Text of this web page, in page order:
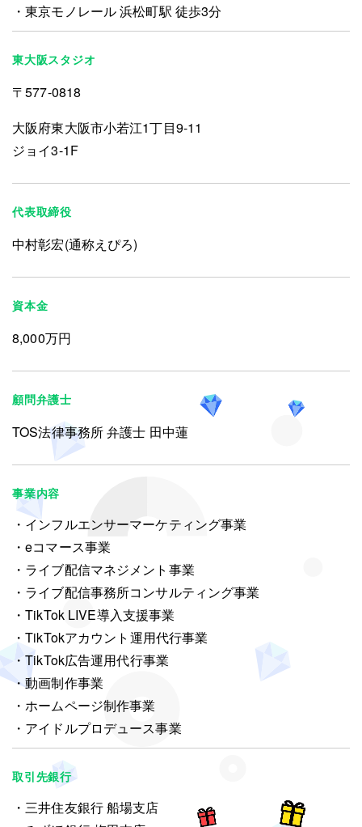
東京モノレール 浜松町駅 徒歩3分
東大阪スタジオ
〒577-0818
大阪府東大阪市小若江1丁目9-11
ジョイ3-1F
代表取締役
中村彰宏(通称えぴろ)
資本金
8,000万円
顧問弁護士
TOS法律事務所 弁護士 田中蓮
事業内容
インフルエンサーマーケティング事業
eコマース事業
ライブ配信マネジメント事業
ライブ配信事務所コンサルティング事業
TikTok LIVE導入支援事業
TikTokアカウント運用代行事業
TikTok広告運用代行事業
動画制作事業
ホームページ制作事業
アイドルプロデュース事業
取引先銀行
三井住友銀行 船場支店